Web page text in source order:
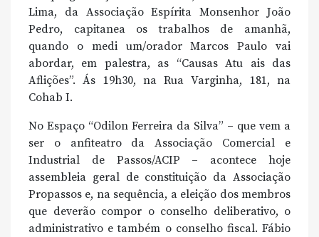
Lima, da Associação Espírita Monsenhor João
Pedro, capitanea os trabalhos de amanhã,
quando o medi um/orador Marcos Paulo vai
abordar, em palestra, as “Causas Atu ais das
Aflições”. Ás 19h30, na Rua Varginha, 181, na
Cohab I.
No Espaço “Odilon Ferreira da Silva” – que vem a
ser o anfiteatro da Associação Comercial e
Industrial de Passos/ACIP – acontece hoje
assembleia geral de constituição da Associação
Propassos e, na sequência, a eleição dos membros
que deverão compor o conselho deliberativo, o
administrativo e também o conselho fiscal. Fábio